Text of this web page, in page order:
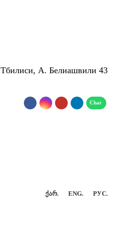
Тбилиси, А. Белиашвили 43
ᲥᲐᲠ. ENG. РУС.